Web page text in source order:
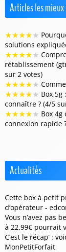
Articles les
★★★★★
solutions
★★★★★
rétablissement
sur 2 votes)
★★★★★
★★★★★ Box
connaître ? (4/5
★★★★★ Box
connexion rapide
Actualités
Cette box à petit
d’opérateur -
Vous n’avez pas
à 22,99€ pourrait
C’est le récap’ :
MonPetitForfait